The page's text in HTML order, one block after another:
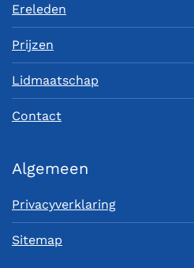
Ereleden
Prijzen
Lidmaatschap
Contact
Algemeen
Privacyverklaring
Sitemap